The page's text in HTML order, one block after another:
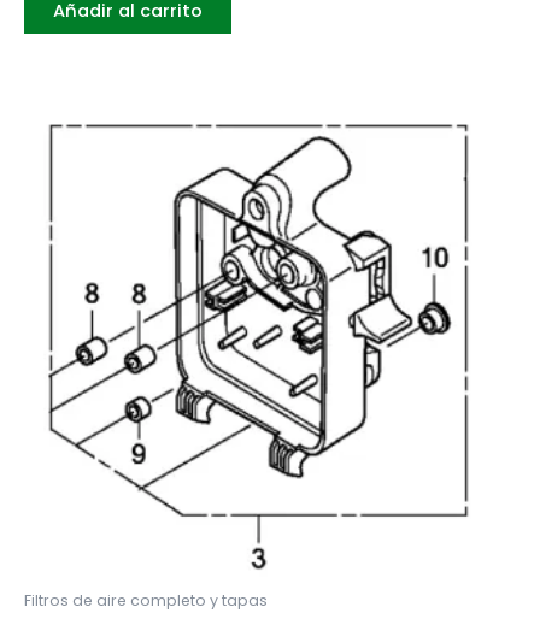
Añadir al carrito
Filtros de aire completo y tapas